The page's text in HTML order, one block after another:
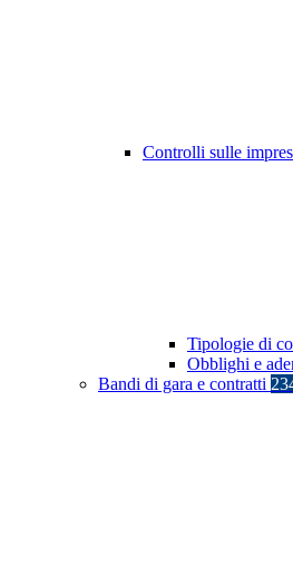
Controlli sulle
Tipologie di
Obblighi e
Bandi di gara e contratti